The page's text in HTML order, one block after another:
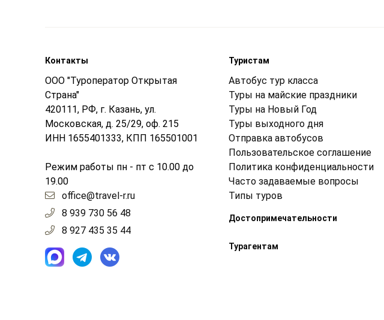
Контакты
ООО "Туроператор Открытая
Страна"
420111, РФ, г. Казань, ул.
Московская, д. 25/29, оф. 215
ИНН 1655401333, КПП 165501001
Режим работы пн - пт с 10.00 до
19.00
office@travel-r.ru
8 939 730 56 48
8 927 435 35 44
Туристам
Автобус тур класса
Туры на майские праздники
Туры на Новый Год
Туры выходного дня
Отправка автобусов
Пользовательское соглашение
Политика конфиденциальности
Часто задаваемые вопросы
Типы туров
Достопримечательности
Турагентам